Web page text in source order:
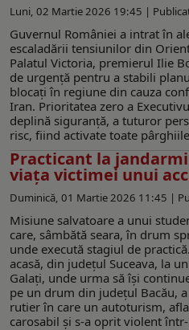
Luni, 02 Martie 2026 19:45 |
Guvernul României a intrat în
escaladării tensiunilor din
Palatul Victoria, premierul Ilie
de urgență pentru a stabili
blocați în regiune din cauza
Iran. Prioritatea zero a
deplină siguranță, a tuturor
risc, fiind activate toate
Practicant la
viața victimei unui
Duminică, 01 Martie 2026 11:45 |
Misiune salvatoare a unui
care, sâmbătă seara, în drum
unde execută stagiul de
acasă, din județul Suceava, la
Galați, unde urma să își
pe un drum din județul Bacău,
rutier în care un autoturism,
carosabil și s-a oprit violent